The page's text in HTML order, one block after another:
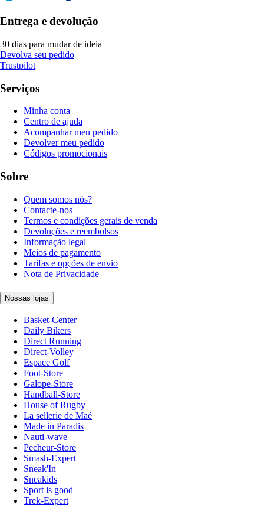
Entrega e devolução
30 dias para mudar de ideia
Devolva seu pedido
Trustpilot
Serviços
Minha conta
Centro de ajuda
Acompanhar meu pedido
Devolver meu pedido
Códigos promocionais
Sobre
Quem somos nós?
Contacte-nos
Termos e condições gerais de venda
Devoluções e reembolsos
Informação legal
Meios de pagamento
Tarifas e opções de envio
Nota de Privacidade
Nossas lojas
Basket-Center
Daily Bikers
Direct Running
Direct-Volley
Espace Golf
Foot-Store
Galope-Store
Handball-Store
House of Rugby
La sellerie de Maé
Made in Paradis
Nauti-wave
Pecheur-Store
Smash-Expert
Sneak'In
Sneakids
Sport is good
Trek-Expert